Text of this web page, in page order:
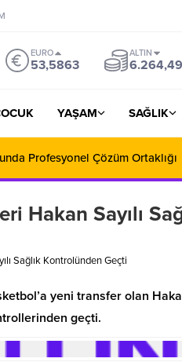
EURO
53,5863
ALTIN
6.264,49
YAŞAM SAĞLIK
Profesyonel Çözüm Ortaklığı
Hakan Sayılı
Sağlık Kontrolünden Geçti
yeni transfer olan
geçti.